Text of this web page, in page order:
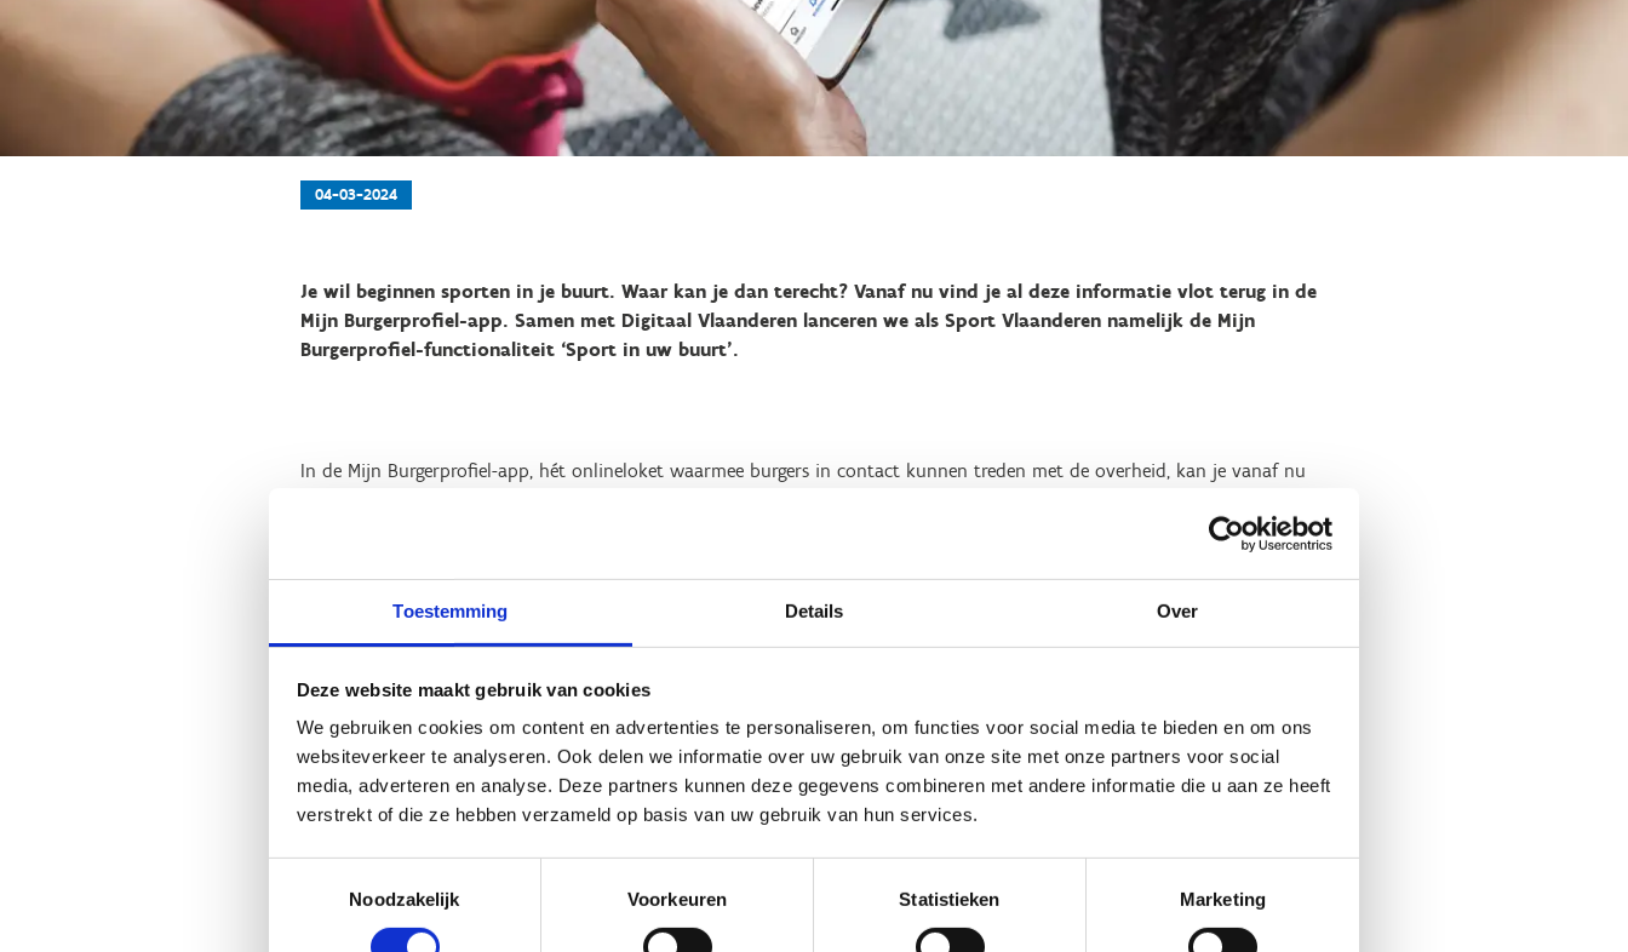
Toestemming Details Over
Deze website maakt gebruik van cookies
We gebruiken cookies om content en advertenties te personaliseren, om functies voor social media te bieden en om ons
websiteverkeer te analyseren. Ook delen we informatie over uw gebruik van onze site met onze partners voor social
media, adverteren en analyse. Deze partners kunnen deze gegevens combineren met andere informatie die u aan ze heeft
verstrekt of die ze hebben verzameld op basis van uw gebruik van hun services.
Noodzakelijk
Voorkeuren Statistieken Marketing
04-03-2024
Je wil beginnen sporten in je buurt. Waar kan je dan terecht? Vanaf nu vind je al deze informatie vlot terug in de
Mijn Burgerprofiel-app. Samen met Digitaal Vlaanderen lanceren we als Sport Vlaanderen namelijk de Mijn
Burgerprofiel-functionaliteit ‘Sport in uw buurt’.
In de Mijn Burgerprofiel-app, hét onlineloket waarmee burgers in contact kunnen treden met de overheid, kan je vanaf nu
en andere detailgegevens van de geselecteerde sportclub of -plaats. Deze functionaliteit zorgt ervoor dat we je op een extra
manier naar het sportaanbod kunnen leiden. Vind je een foutje? Dat kan je gemakkelijk doorgeven via het platform, zodat
onze achterliggende databanken steeds up-to-date gehouden worden.
er nog voortdurend nieuwe functionaliteiten toegevoegd. De toevoeging van ‘Sport in uw buurt’ is een volgende stap in de
ontwikkeling van Mijn Burgerprofiel als dé essentiële schakel in de digitale dienstverlening van de overheid aan de burger.
Er zijn twee varianten van de Mijn Burgerprofiel app: een Vlaamse versie en die van je stad of gemeente.
Download de app(s) in de App Store
Ontdek de app(s) op Google Play